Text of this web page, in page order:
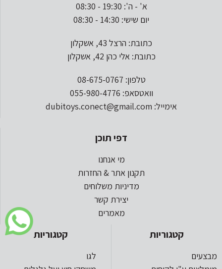
א' - ה': 19:30 - 08:30
יום שישי: 14:30 - 08:30
כתובת: הרצל 43, אשקלון
כתובת: אלי כהן 42, אשקלון
טלפון: 08-675-0767
וואטסאפ: 055-980-4776
אימייל: dubitoys.conect@gmail.com
דפי תוכן
מי אנחנו
תקנון אתר & החזרות
מדיניות משלוחים
יצירת קשר
מאמרים
קטגוריות
מבצעים
קטגוריות
לגו